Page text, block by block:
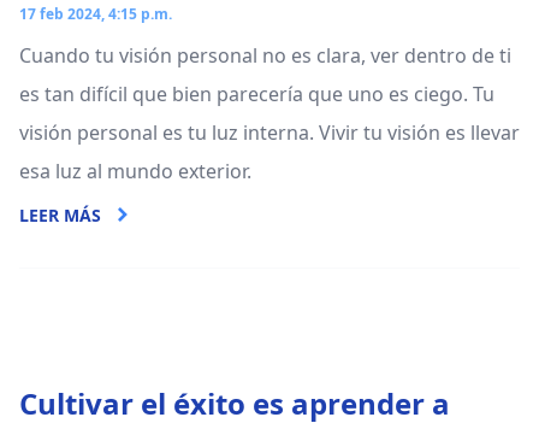
17 feb 2024, 4:15 p.m.
Cuando tu visión personal no es clara, ver dentro de ti
es tan difícil que bien parecería que uno es ciego. Tu
visión personal es tu luz interna. Vivir tu visión es llevar
esa luz al mundo exterior.
LEER MÁS
Cultivar el éxito es aprender a